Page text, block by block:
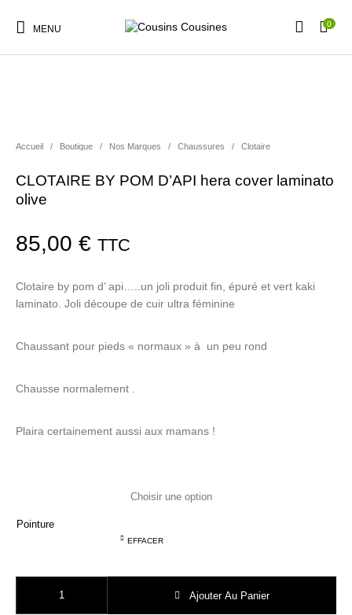
MENU 0
Nouveautés Promotions Chaussures Vêtements Filles
Accueil / Boutique / Nos Marques / Chaussures / Clotaire
CLOTAIRE BY POM D’API hera cover laminato
olive
85,00€ TTC
Clotaire by pom d’ api…..un joli produit fin, épuré et vert kaki
laminato. Joli découpe de cuir ultra féminine
Chaussant pour pieds « normaux » à un peu rond
Chausse normalement .
Plaira certainement aussi aux mamans !
Pointure
EFFACER
Ajouter Au Panier